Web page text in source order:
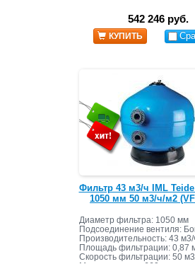
542 246 руб.
КУПИТЬ
Фильтр 43 м3/ч IML
1050 мм 50 м3/ч/м2
Диаметр фильтра: 1050 мм
Подсоединение вентиля:
Производительность: 43 м3/
Площадь фильтрации: 0,87
Скорость фильтрации: 50
Масса засыпки: 660 кг